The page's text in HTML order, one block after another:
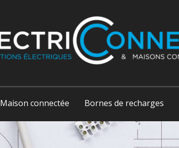
Maison connectée Bornes de recharges